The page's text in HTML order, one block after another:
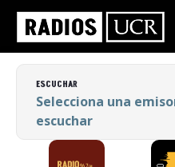
ESCUCHAR
Selecciona una
escuchar
ESCUCHAR
Selecciona una
escuchar